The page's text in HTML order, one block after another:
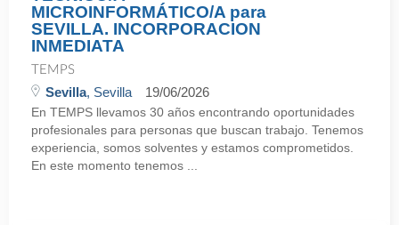
MICROINFORMÁTICO/A para
SEVILLA. INCORPORACION
INMEDIATA
TEMPS
Sevilla, Sevilla 19/06/2026
En TEMPS llevamos 30 años encontrando oportunidades
profesionales para personas que buscan trabajo. Tenemos
experiencia, somos solventes y estamos comprometidos.
En este momento tenemos ...